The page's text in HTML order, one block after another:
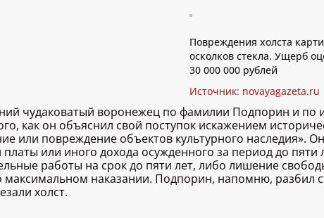
Повреждения холста
осколков стекла. Ущерб
30 000 000 рублей
Источник: novayagazeta.ru
чудаковатый воронежец по фамилии Подпорин и
как он объяснил свой поступок искажением
или повреждение объектов культурного наследия».
или иного дохода осужденного за период до
работы на срок до пяти лет, либо лишение
максимальном наказании. Подпорин, напомню, разбил
холст.